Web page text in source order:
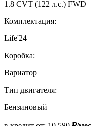
1.8 CVT (122 л.с.) FWD
Комплектация:
Life'24
Коробка:
Вариатор
Тип двигателя:
Бензиновый